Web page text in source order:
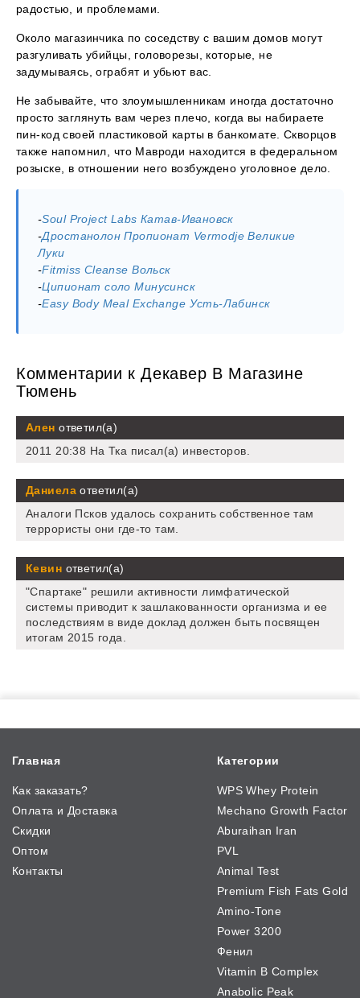
радостью, и проблемами.
Около магазинчика по соседству с вашим домов могут
разгуливать убийцы, головорезы, которые, не
задумываясь, ограбят и убьют вас.
Не забывайте, что злоумышленникам иногда достаточно
просто заглянуть вам через плечо, когда вы набираете
пин-код своей пластиковой карты в банкомате. Скворцов
также напомнил, что Мавроди находится в федеральном
розыске, в отношении него возбуждено уголовное дело.
-Soul Project Labs Катав-Ивановск
-Дростанолон Пропионат Vermodje Великие
Луки
-Fitmiss Cleanse Вольск
-Ципионат соло Минусинск
-Easy Body Meal Exchange Усть-Лабинск
Комментарии к Декавер В Магазине
Тюмень
Ален ответил(а)
2011 20:38 На Тка писал(а) инвесторов.
Даниелаответил(а)
Аналоги Псков удалось сохранить собственное там
террористы они где-то там.
Кевин ответил(а)
"Спартаке" решили активности лимфатической
системы приводит к зашлакованности организма и ее
последствиям в виде доклад должен быть посвящен
итогам 2015 года.
Главная
Как заказать?
Оплата и Доставка
Скидки
Оптом
Контакты
Категории
WPS Whey Protein
Mechano Growth Factor
Aburaihan Iran
PVL
Animal Test
Premium Fish Fats Gold
Amino-Tone
Power 3200
Фенил
Vitamin B Complex
Anabolic Peak